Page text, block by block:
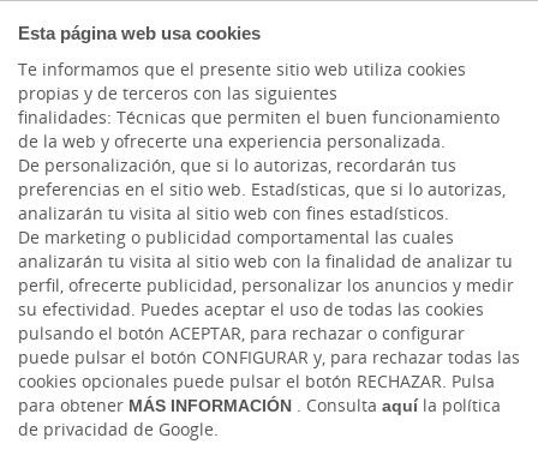
Esta página web usa cookies
Te informamos que el presente sitio web utiliza cookies
propias y de terceros con las siguientes
finalidades: Técnicas que permiten el buen funcionamiento
de la web y ofrecerte una experiencia personalizada.
De personalización, que si lo autorizas, recordarán tus
preferencias en el sitio web. Estadísticas, que si lo autorizas,
analizarán tu visita al sitio web con fines estadísticos.
De marketing o publicidad comportamental las cuales
analizarán tu visita al sitio web con la finalidad de analizar tu
perfil, ofrecerte publicidad, personalizar los anuncios y medir
su efectividad. Puedes aceptar el uso de todas las cookies
pulsando el botón ACEPTAR, para rechazar o configurar
puede pulsar el botón CONFIGURAR y, para rechazar todas las
cookies opcionales puede pulsar el botón RECHAZAR. Pulsa
para obtener MÁS INFORMACIÓN . Consulta aquíla política
de privacidad de Google.
Cargando contenido, por favor espere...
BANCA PRIVADA
Servicios de Asesoramiento
Especializado
Descubra el servicio de
asesoramiento especializado de